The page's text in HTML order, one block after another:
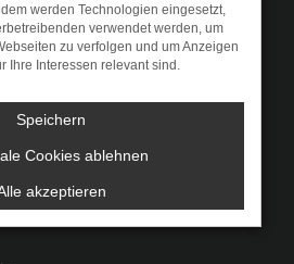
werden Technologien eingesetzt,
verwendet werden, um
zu verfolgen und um Anzeigen
Ihre Interessen relevant sind.
Speichern
Cookies ablehnen
akzeptieren